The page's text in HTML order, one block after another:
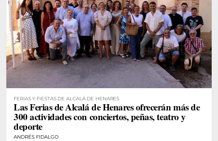
FERIAS Y FIESTAS DE ALCALÁ DE HENARES
Las Ferias de Alcalá de Henares ofrecerán más de
300 actividades con conciertos, peñas, teatro y
deporte
ANDRÉS FIDALGO